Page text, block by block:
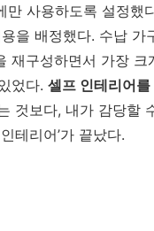
사용하도록 설정
을 배정했다. 수납
구성하면서 가장 크
었다. 셀프 인테리어
것보다, 내가 감당할
테리어’가 끝났다.